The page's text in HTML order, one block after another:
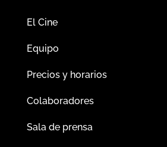
El Cine
Equipo
Precios y horarios
Colaboradores
Sala de prensa